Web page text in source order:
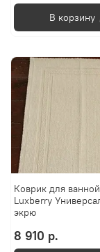
В корзину
Коврик для
Luxberry
экрю
8 910 р.